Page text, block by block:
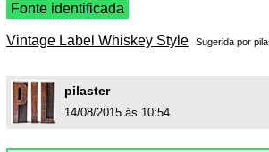
Fonte identificada
Vintage Label Whiskey Style Sugerida por
pilaster
14/08/2015 às 10:54